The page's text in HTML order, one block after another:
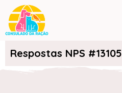
Respostas NPS #13105